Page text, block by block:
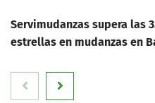
Servimudanzas supera las
estrellas en mudanzas en